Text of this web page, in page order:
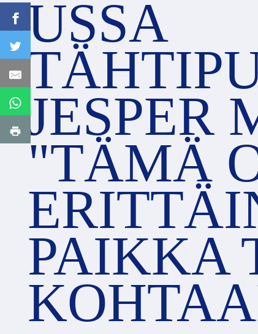
USSA
JESPER
"TÄMÄ
PAIKKA